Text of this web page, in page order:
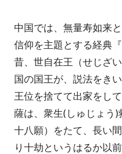
中国では、無量寿如来
信仰を主題とする経典
昔、世自在王（せじざ
国の国王が、説法をき
王位を捨てて出家をし
薩は、衆生(しゅじょう
十八願）をたて、長い
り十劫というはるか以